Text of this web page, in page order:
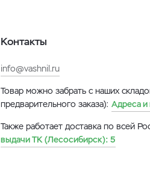
Контакты
info@vashnil.ru
Товар можно забрать с наших
предварительного заказа): Адреса и
Также работает доставка по всей
выдачи ТК (Лесосибирск): 5